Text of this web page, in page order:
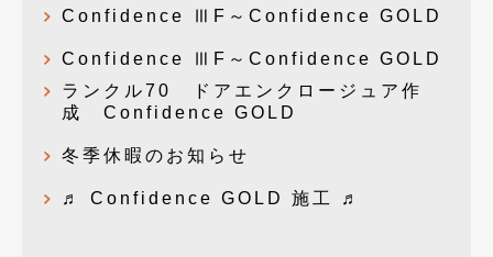
Confidence ⅢF～Confidence GOLD
Confidence ⅢF～Confidence GOLD
ランクル70 ドアエンクロージュア作
成 Confidence GOLD
冬季休暇のお知らせ
♬ Confidence GOLD 施工 ♬